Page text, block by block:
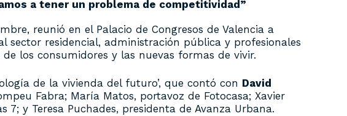
a tener un problema de competitividad”
reunió en el Palacio de Congresos de Valencia a
sector residencial, administración pública y profesionales
los consumidores y las nuevas formas de vivir.
de la vivienda del futuro’, que contó con David
Fabra; María Matos, portavoz de Fotocasa; Xavier
7; y Teresa Puchades, presidenta de Avanza Urbana.